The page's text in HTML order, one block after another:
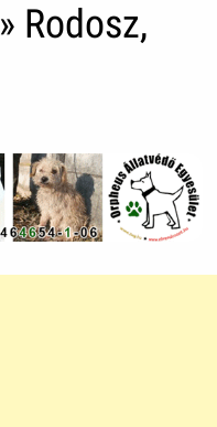
» Rodosz,